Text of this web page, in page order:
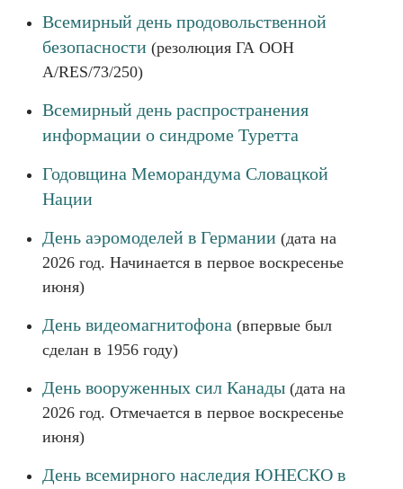
Всемирный день продовольственной
безопасности (резолюция ГА ООН
A/RES/73/250)
Всемирный день распространения
информации о синдроме Туретта
Годовщина Меморандума Словацкой
Нации
День аэромоделей в Германии (дата на
2026 год. Начинается в первое воскресенье
июня)
День видеомагнитофона (впервые был
сделан в 1956 году)
День вооруженных сил Канады (дата на
2026 год. Отмечается в первое воскресенье
июня)
День всемирного наследия ЮНЕСКО в